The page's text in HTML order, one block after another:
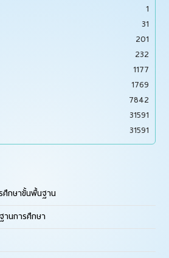
1
31
201
232
1177
1769
7842
31591
31591
ศึกษาขั้นพื้นฐาน
านการศึกษา